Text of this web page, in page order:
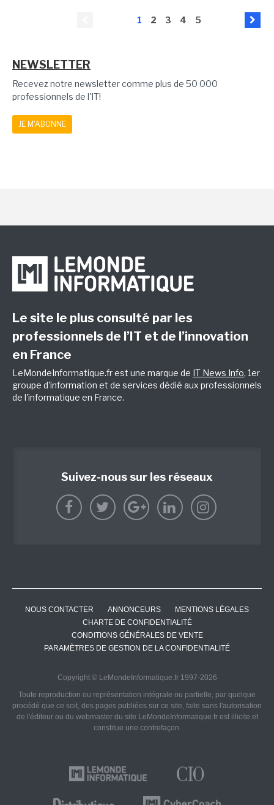
1 2 3 4 5
NEWSLETTER
Recevez notre newsletter comme plus de 50 000
professionnels de l'IT!
JE M'ABONNE
Le site le plus consulté par les
professionnels de l’IT et de l’innovation
en France
LeMondeInformatique.fr est une marque de IT News Info, 1er
groupe d'information et de services dédié aux professionnels
de l'informatique en France.
Suivez-nous sur les réseaux
NOUS CONTACTER ANNONCEURS
MENTIONS LÉGALES
CHARTE DE CONFIDENTIALITÉ
CONDITIONS GÉNÉRALES DE VENTE
PARAMÈTRES DE GESTION DE LA CONFIDENTIALITÉ
Copyright © LeMondeInformatique.fr 1997-2026
Toute reproduction ou représentation intégrale ou partielle, par quelque
procédé que ce soit, des pages publiées sur ce site, faite sans l'autorisation
de l'éditeur ou du webmaster du site LeMondeInformatique.fr est illicite et
constitue une contrefaçon.